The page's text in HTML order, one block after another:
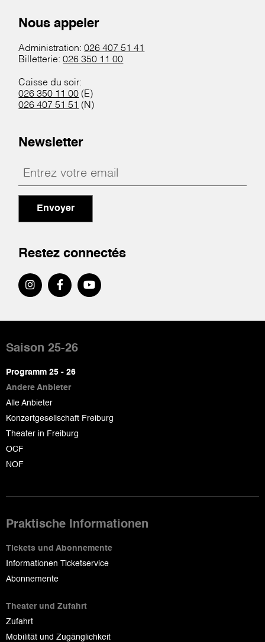
Nous appeler
Administration:026 407 51 41
Billetterie:026 350 11 00
Caisse du soir:
026 350 11 00 (E)
026 407 51 51 (N)
Newsletter
Envoyer
Restez connectés
de
page
Saison 25-26
Programm 25 - 26
Andere Anbieter
Alle Anbieter
Konzertgesellschaft Freiburg
Theater in Freiburg
OCF
NOF
Praktische Informationen
Tickets und Abonnemente
Informationen Ticketservice
Abonnemente
Theater und Zufahrt
Zufahrt
Mobilität und Zugänglichkeit